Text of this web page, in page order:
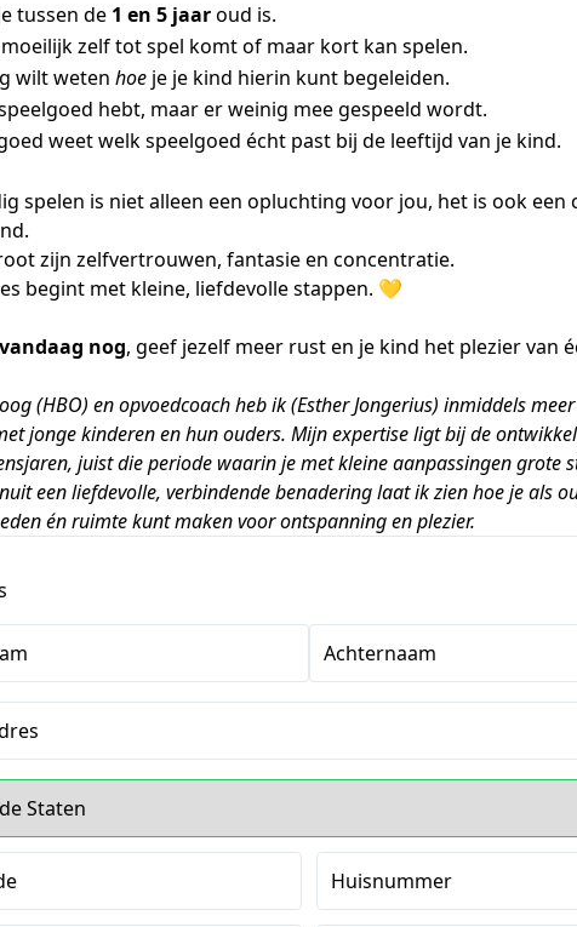
tussen de 1 en 5 jaaroud is.
moeilijk zelf tot spel komt of maar kort kan spelen.
wilt weten hoe je je kind hierin kunt begeleiden.
speelgoed hebt, maar er weinig mee gespeeld wordt.
weet welk speelgoed écht past bij de leeftijd van je kind.
spelen is niet alleen een opluchting voor jou, het is ook een
zijn zelfvertrouwen, fantasie en concentratie.
begint met kleine, liefdevolle stappen. 💛
nog, geef jezelf meer rust en je kind het plezier van
(HBO) en opvoedcoach heb ik (Esther Jongerius) inmiddels
jonge kinderen en hun ouders. Mijn expertise ligt bij de
juist die periode waarin je met kleine aanpassingen grote
een liefdevolle, verbindende benadering laat ik zien hoe je als
én ruimte kunt maken voor ontspanning en plezier.
Achternaam
Huisnummer